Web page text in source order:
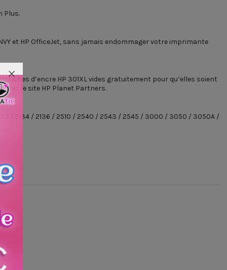
Plus.
et HP OfficeJet, sans jamais endommager votre imprimante
d’encre HP 301XL vides gratuitement pour qu’elles soient
le site HP Planet Partners.
/ 2134 / 2136 / 2510 / 2540 / 2543 / 2545 / 3000 / 3050 / 3050A /